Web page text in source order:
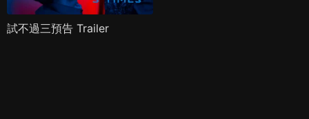
試不過三預告 Trailer